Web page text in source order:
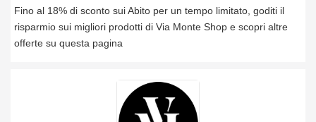
Fino al 18% di sconto sui Abito per un tempo limitato, goditi il
risparmio sui migliori prodotti di Via Monte Shop e scopri altre
offerte su questa pagina